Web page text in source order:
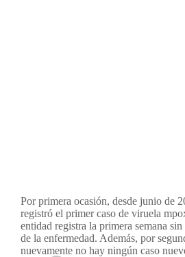
Por primera ocasión, desde junio de
registró el primer caso de viruela
entidad registra la primera semana sin
de la enfermedad. Además, por
nuevamente no hay ningún caso